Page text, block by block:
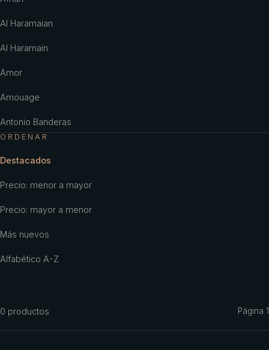
Al Haramaian
Al Haramain
Amor
Amouage
Antonio Banderas
Benetton
ORDENAR
Destacados
Precio: menor a mayor
Precio: mayor a menor
Más nuevos
Alfabético A-Z
0 productos Página 1